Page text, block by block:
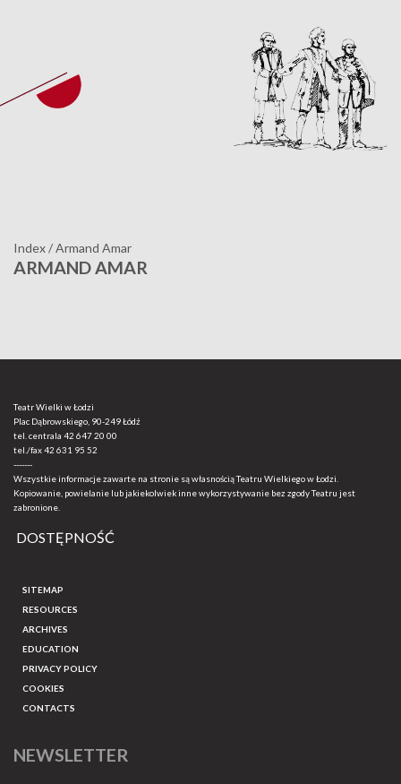
Index/Armand Amar
ARMAND AMAR
Teatr Wielki w Łodzi
Plac Dąbrowskiego, 90-249 Łódź
tel. centrala 42 647 20 00
tel./fax42 631 95 52
-------
Wszystkie informacje zawarte na stronie są własnością Teatru Wielkiego w Łodzi.
Kopiowanie, powielanie lub jakiekolwiek inne wykorzystywanie bez zgody Teatru jest
zabronione.
DOSTĘPNOŚĆ
SITEMAP
RESOURCES
ARCHIVES
EDUCATION
PRIVACY POLICY
COOKIES
CONTACTS
NEWSLETTER